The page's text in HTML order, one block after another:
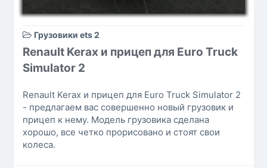
Грузовики ets 2
Renault Kerax и прицеп для Euro Truck
Simulator 2
Renault Kerax и прицеп для Euro Truck Simulator 2
- предлагаем вас совершенно новый грузовик и
прицеп к нему. Модель грузовика сделана
хорошо, все четко прорисовано и стоят свои
колеса.